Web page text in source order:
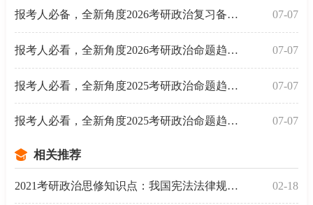
报考人必备，全新角度2026考研政治复习备考三大建议 07-07
报考人必看，全新角度2026考研政治命题趋势总结之趋势 07-07
报考人必看，全新角度2025考研政治命题趋势总结之趋势 07-07
报考人必看，全新角度2025考研政治命题趋势总结之趋势 07-07
相关推荐
2021考研政治思修知识点：我国宪法法律规定规定的权利 02-18